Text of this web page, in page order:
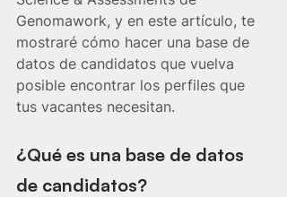
Genomawork, y en este artículo, te
mostraré cómo hacer una base de
datos de candidatos que vuelva
posible encontrar los perfiles que
tus vacantes necesitan.
¿Qué es una base de datos
de candidatos?